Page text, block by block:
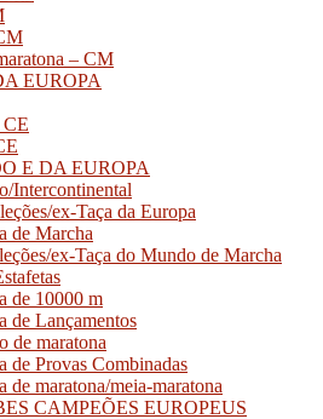
– CM
EUROPA
CE
E DA EUROPA
Intercontinental
ex-Taça da Europa
de Marcha
ex-Taça do Mundo de Marcha
de 10000 m
de Lançamentos
de maratona
de Provas Combinadas
de maratona/meia-maratona
CAMPEÕES EUROPEUS